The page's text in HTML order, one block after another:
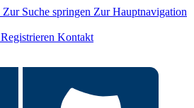
Zur Suche springen Zur Hauptnavigation
Registrieren Kontakt